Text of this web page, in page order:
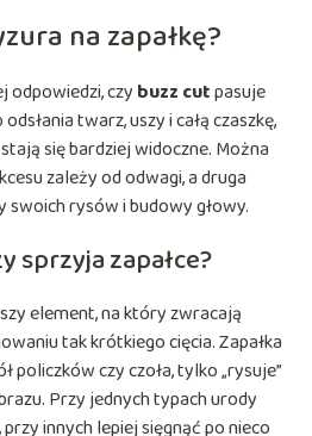
na zapałkę?
odpowiedzi, czy buzz cutpasuje
twarz, uszy i całą czaszkę,
się bardziej widoczne. Można
zależy od odwagi, a druga
swoich rysów i budowy głowy.
sprzyja zapałce?
element, na który zwracają
tak krótkiego cięcia. Zapałka
czy czoła, tylko „rysuje”
Przy jednych typach urody
innych lepiej sięgnąć po nieco